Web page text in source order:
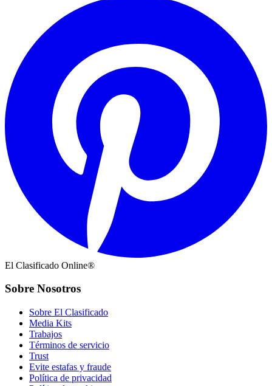
El Clasificado Online®
Sobre Nosotros
Sobre El Clasificado
Media Kits
Trabajos
Términos de servicio
Trust
Evite estafas y fraude
Política de privacidad